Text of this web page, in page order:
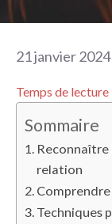
21 janvier 2024
Temps de lecture
Sommaire
Reconnaître
relation
Techniques